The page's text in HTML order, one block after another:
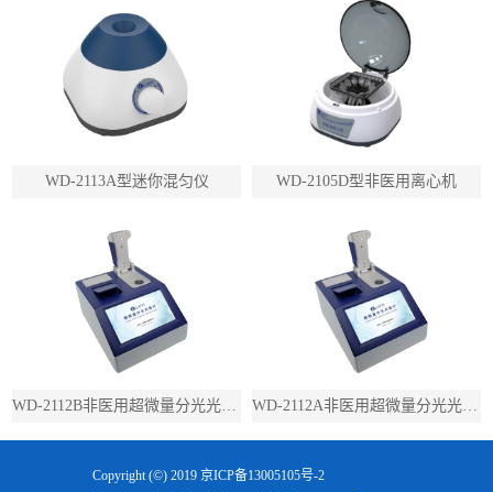
WD-2113A型迷你混匀仪 WD-2105D型非医用离心机
WD-2112B非医用超微量分光光度计（带荧光） WD-2112A非医用超微量分光光度计（不带荧光）
Copyright (©) 2019 京ICP备13005105号-2